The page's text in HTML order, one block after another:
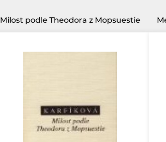
Milost podle Theodora z Mopsuestie